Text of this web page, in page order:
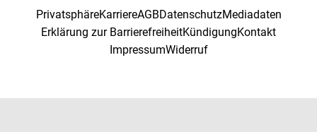
PrivatsphäreKarriereAGBDatenschutzMediadaten
Erklärung zur BarrierefreiheitKündigungKontakt
ImpressumWiderruf